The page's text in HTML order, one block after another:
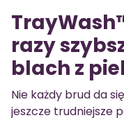
razy
blach z
Nie każdy brud da
jeszcze trudniejsze